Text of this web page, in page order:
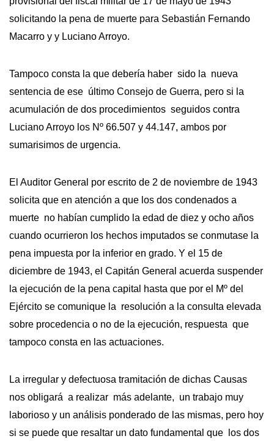
solicitando la pena de muerte para Sebastián Fernando
Macarro y y Luciano Arroyo.
Tampoco consta la que debería haber sido la nueva
sentencia de ese último Consejo de Guerra, pero si la
acumulación de dos procedimientos seguidos contra
Luciano Arroyo los Nº 66.507 y 44.147, ambos por
sumarisimos de urgencia.
El Auditor General por escrito de 2 de noviembre de 1943
solicita que en atención a que los dos condenados a
muerte no habían cumplido la edad de diez y ocho años
cuando ocurrieron los hechos imputados se conmutase la
pena impuesta por la inferior en grado. Y el 15 de
diciembre de 1943, el Capitán General acuerda suspender
la ejecución de la pena capital hasta que por el Mº del
Ejército se comunique la resolución a la consulta elevada
sobre procedencia o no de la ejecución, respuesta que
tampoco consta en las actuaciones.
La irregular y defectuosa tramitación de dichas Causas
nos obligará a realizar más adelante, un trabajo muy
laborioso y un análisis ponderado de las mismas, pero hoy
si se puede que resaltar un dato fundamental que los dos